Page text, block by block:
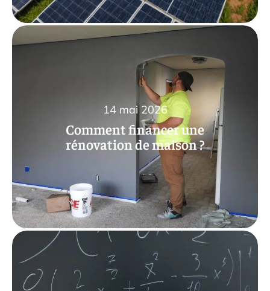
Comment financer une
rénovation de maison ?
14 mai 2026